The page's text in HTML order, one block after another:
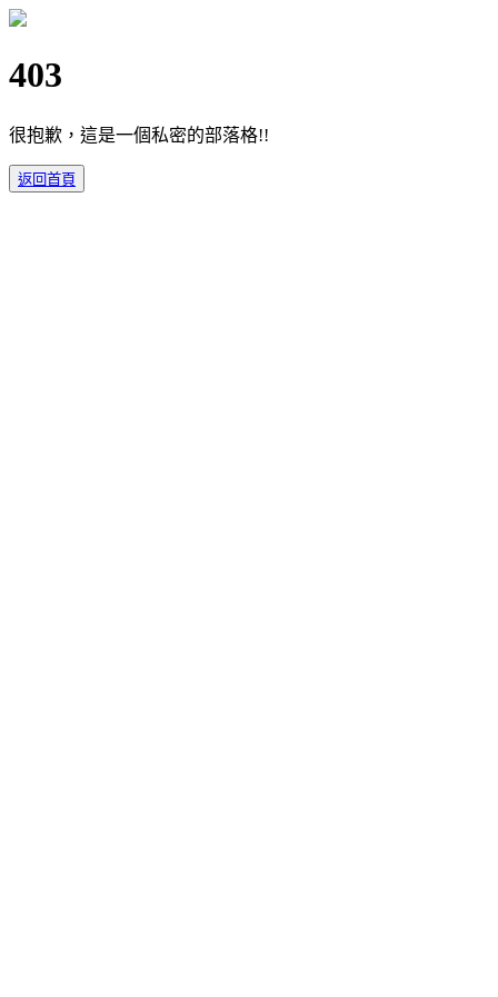
403
很抱歉，這是一個私密的部落格!!
返回首頁